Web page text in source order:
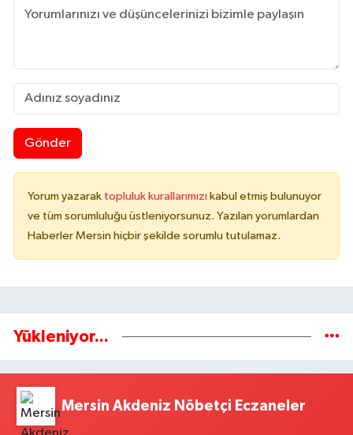
Gönder
Yorum yazarak topluluk kurallarımızı kabul etmiş bulunuyor
ve tüm sorumluluğu üstleniyorsunuz. Yazılan yorumlardan
Haberler Mersin hiçbir şekilde sorumlu tutulamaz.
Yükleniyor...
Mersin Akdeniz Nöbetçi Eczaneler